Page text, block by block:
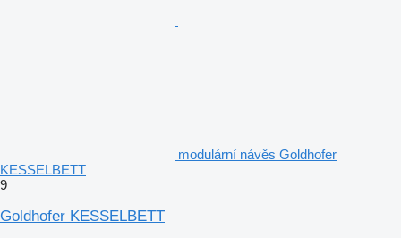
modulární návěs Goldhofer
KESSELBETT
9
Goldhofer KESSELBETT